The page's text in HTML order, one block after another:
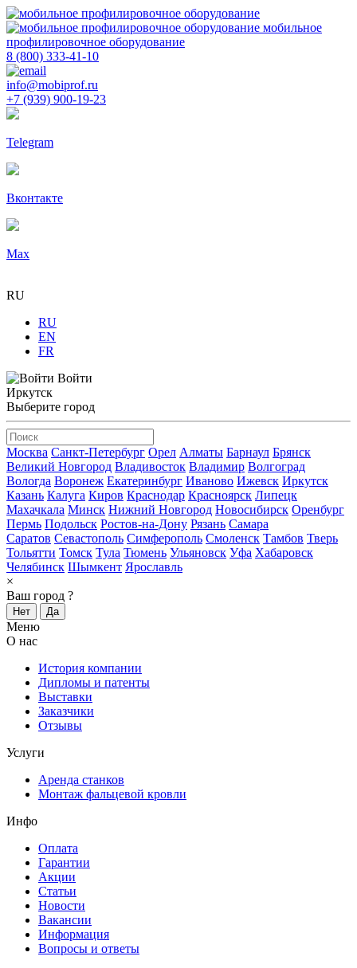
мобильное
профилировочное оборудование
8 (800) 333-41-10
info@mobiprof.ru
+7 (939) 900-19-23
Telegram
Вконтакте
Max
RU
RU
EN
FR
Войти
Иркутск
Выберите город
Москва Санкт-Петербург Орел Алматы Барнаул Брянск
Великий Новгород Владивосток Владимир Волгоград
Вологда Воронеж Екатеринбург Иваново Ижевск Иркутск
Казань Калуга Киров Краснодар Красноярск Липецк
Махачкала Минск Нижний Новгород Новосибирск Оренбург
Пермь Подольск Ростов-на-Дону Рязань Самара
Саратов Севастополь Симферополь Смоленск Тамбов Тверь
Тольятти Томск Тула Тюмень Ульяновск Уфа Хабаровск
Челябинск Шымкент Ярославль
×
Ваш город ?
Нет Да
Меню
О нас
История компании
Дипломы и патенты
Выставки
Заказчики
Отзывы
Услуги
Аренда станков
Монтаж фальцевой кровли
Инфо
Оплата
Гарантии
Акции
Статьи
Новости
Вакансии
Информация
Вопросы и ответы